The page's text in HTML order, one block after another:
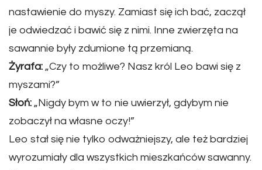
nastawienie do myszy. Zamiast się ich bać, zaczął
je odwiedzać i bawić się z nimi. Inne zwierzęta na
sawannie były zdumione tą przemianą.
Żyrafa: „Czy to możliwe? Nasz król Leo bawi się z
myszami?”
Słoń: „Nigdy bym w to nie uwierzył, gdybym nie
zobaczył na własne oczy!”
Leo stał się nie tylko odważniejszy, ale też bardziej
wyrozumiały dla wszystkich mieszkańców sawanny.